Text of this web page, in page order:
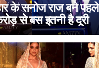
के सनोज राज बने पहले
से बस इतनी है दूरी